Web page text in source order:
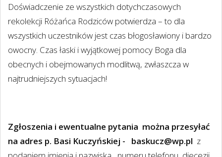
Doświadczenie ze wszystkich dotychczasowych
rekolekcji Różańca Rodziców potwierdza – to dla
wszystkich uczestników jest czas błogosławiony i bardzo
owocny. Czas łaski i wyjątkowej pomocy Boga dla
obecnych i obejmowanych modlitwą, zwłaszcza w
najtrudniejszych sytuacjach!
Zgłoszenia i ewentualne pytania można przesyłać
na adres p. Basi Kuczyńskiej -
baskucz@wp.pl z